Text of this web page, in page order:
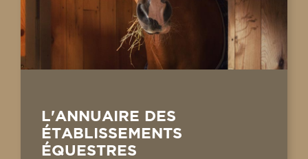
L'ANNUAIRE DES
ÉTABLISSEMENTS
ÉQUESTRES